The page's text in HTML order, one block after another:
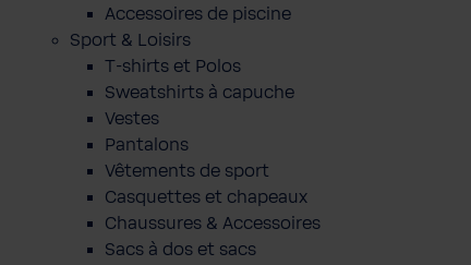
Accessoires de piscine
Sport & Loisirs
T-shirts et Polos
Sweatshirts à capuche
Vestes
Pantalons
Vêtements de sport
Casquettes et chapeaux
Chaussures & Accessoires
Sacs à dos et sacs